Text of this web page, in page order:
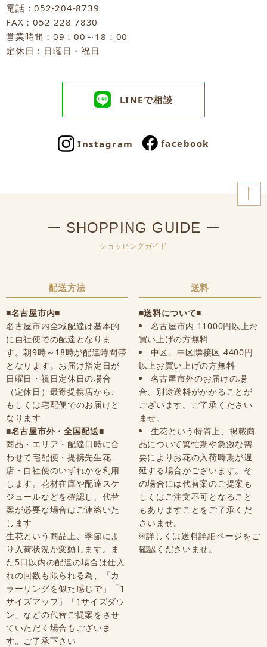
電話：052-204-8739
FAX：052-228-7830
営業時間：09：00～18：00
定休日：日曜日・祝日
LINEで相談
Instagram facebook
SHOPPING GUIDE
ショッピングガイド
配送方法
■名古屋市内■
名古屋市内全域配達は基本的
に自社便での配達となりま
す。朝9時～18時が配達時間帯
となります。お届け指定日が
日曜日・祝日定休日の場合
（定休日）最寄提携店から、
もしくは宅配便でのお届けと
なります
■名古屋市外・全国配送■
商品・エリア・配達日時に合
わせて宅配便・提携先生花
店・自社便のいずれかを利用
します。花材在庫や配達スケ
ジュールなどを確認し、代替
案が必要な場合はご連絡いた
します
生花という商品上、季節によ
り入荷状況が変動します。ま
た5日以内の配達の場合は仕入
れの回数も限られる為、「カ
ラーリングを似た感じで」「1
サイズアップ」「1サイズダウ
ン」などの代替ご提案をさせ
ていただく場合もございま
す。ご了承下さい
送料
■送料について■
名古屋市内 11000円以上お
買い上げの方無料
中区、中区隣接区 4400円
以上お買い上げの方無料
名古屋市外のお届けの場
合、別途送料がかかることが
ございます。ご了承ください
ませ。
生花という特質上、掲載商
品について繁忙期や急激な需
要によりお花の入荷時期が遅
延する場合がございます。そ
の場合には代替案のご提案も
しくはご注文不可となること
もありますことをご了承くだ
さいませ。
※詳しくは送料詳細ページをご
確認くださいませ。